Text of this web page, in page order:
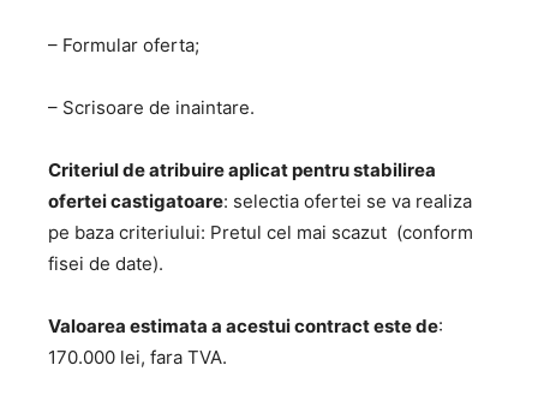
– Formular oferta;
– Scrisoare de inaintare.
Criteriul de atribuire aplicat pentru stabilirea
ofertei castigatoare: selectia ofertei se va realiza
pe baza criteriului: Pretul cel mai scazut (conform
fisei de date).
Valoarea estimata a acestui contract este de:
170.000 lei, fara TVA.